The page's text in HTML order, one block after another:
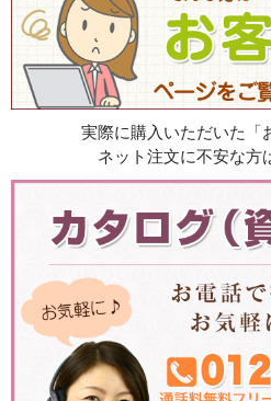
実際に購入いただいた「
ネット注文に不安な方